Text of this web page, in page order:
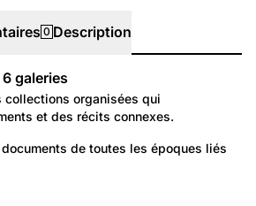
0 Description
6 galeries
collections organisées qui
et des récits connexes.
et paysage
de toutes les époques liés